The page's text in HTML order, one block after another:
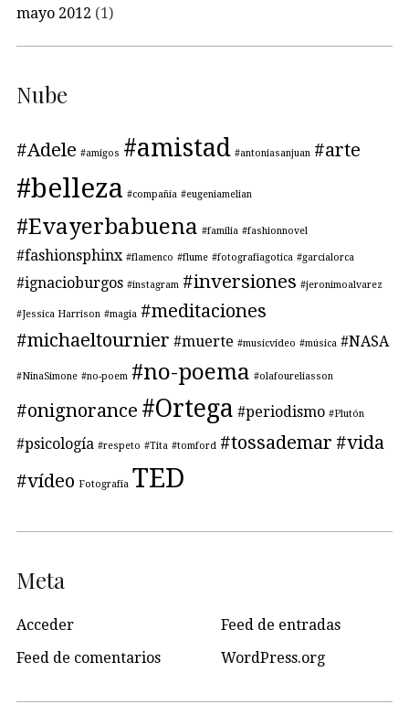
mayo 2012 (1)
Nube
#Adele #amigos #amistad #antoniasanjuan #arte
#belleza #compañía #eugeniamelian
#Evayerbabuena #familia #fashionnovel
#fashionsphinx #flamenco #flume #fotografiagotica #garcialorca
#ignacioburgos #instagram #inversiones #jeronimoalvarez
#Jessica Harrison #magia #meditaciones
#michaeltournier #muerte #musicvideo #música #NASA
#NinaSimone #no-poem #no-poema #olafoureliasson
#onignorance #Ortega #periodismo #Plutón
#psicología #respeto #Tita #tomford #tossademar #vida
#vídeo Fotografía TED
Meta
Acceder
Feed de entradas
Feed de comentarios
WordPress.org